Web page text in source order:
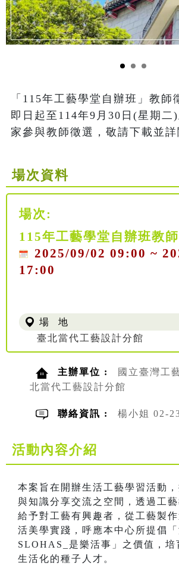
「115年工藝學堂自辦班」教師
即日起至114年9月30日(星期二
家參與教師徵選，敬請下載並詳
場次資料
場次:
115年工藝學堂自辦班教
2025/09/02 09:00 ~
17:00
場 地
臺北當代工藝設計分館
主辦單位 :
國立臺灣工
北當代工藝設計分館
聯絡資訊 : 楊小姐 02-
活動內容介紹
本案旨在開辦生活工藝學習活動
與知識分享交流之空間，透過工藝
給予對工藝有興趣者，從工藝製
活美學實踐，呼應本中心所提倡
SLOHAS_是樂活事」之價值，培
生活化的種子人才。